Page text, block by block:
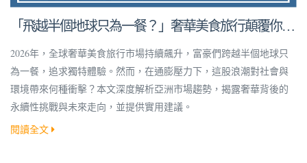
「飛越半個地球只為一餐？」奢華美食旅行顛覆你的
想像！
2026年，全球奢華美食旅行市場持續飆升，富豪們跨越半個地球只
為一餐，追求獨特體驗。然而，在通膨壓力下，這股浪潮對社會與
環境帶來何種衝擊？本文深度解析亞洲市場趨勢，揭露奢華背後的
永續性挑戰與未來走向，並提供實用建議。
閱讀全文